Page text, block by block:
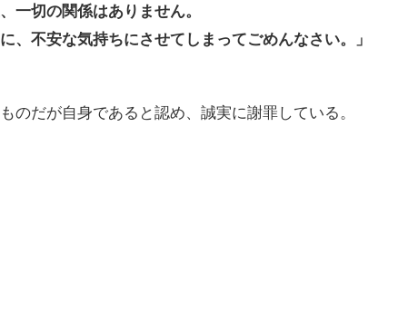
一切の関係はありません。
、不安な気持ちにさせてしまってごめんなさい。」
のだが自身であると認め、誠実に謝罪している。